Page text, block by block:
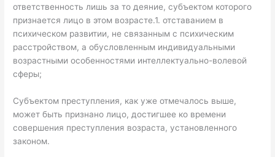
ответственность лишь за то деяние, субъектом которого
признается лицо в этом возрасте.1. отставанием в
психическом развитии, не связанным с психическим
расстройством, а обусловленным индивидуальными
возрастными особенностями интеллектуально-волевой
сферы;
Субъектом преступления, как уже отмечалось выше,
может быть признано лицо, достигшее ко времени
совершения преступления возраста, установленного
законом.